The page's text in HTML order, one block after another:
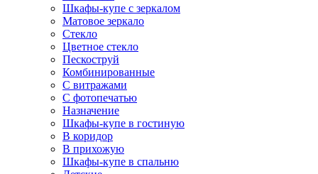
Шкафы-купе с зеркалом
Матовое зеркало
Стекло
Цветное стекло
Пескоструй
Комбинированные
С витражами
С фотопечатью
Назначение
Шкафы-купе в гостиную
В коридор
В прихожую
Шкафы-купе в спальню